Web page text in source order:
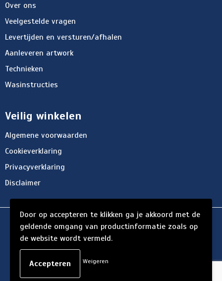
Over ons
Veelgestelde vragen
Levertijden en versturen/afhalen
Aanleveren artwork
Technieken
Wasinstructies
Veilig winkelen
Algemene voorwaarden
Cookieverklaring
Privacyverklaring
Disclaimer
© Copyright d'Hersigny 2024
Door op accepteren te klikken ga je akkoord met de
geldende omgang van productinformatie zoals op
de website wordt vermeld.
Weigeren